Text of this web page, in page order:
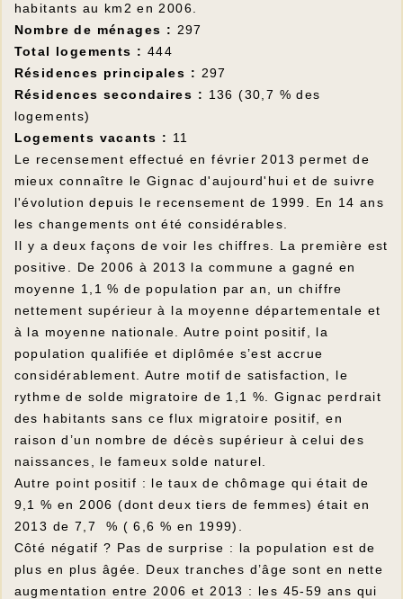
habitants au km2 en 2006.
Nombre de ménages : 297
Total logements : 444
Résidences principales : 297
Résidences secondaires : 136 (30,7 % des
logements)
Logements vacants : 11
Le recensement effectué en février 2013 permet de
mieux connaître le Gignac d'aujourd'hui et de suivre
l'évolution depuis le recensement de 1999. En 14 ans
les changements ont été considérables.
Il y a deux façons de voir les chiffres. La première est
positive. De 2006 à 2013 la commune a gagné en
moyenne 1,1 % de population par an, un chiffre
nettement supérieur à la moyenne départementale et
à la moyenne nationale. Autre point positif, la
population qualifiée et diplômée s’est accrue
considérablement. Autre motif de satisfaction, le
rythme de solde migratoire de 1,1 %. Gignac perdrait
des habitants sans ce flux migratoire positif, en
raison d’un nombre de décès supérieur à celui des
naissances, le fameux solde naturel.
Autre point positif : le taux de chômage qui était de
9,1 % en 2006 (dont deux tiers de femmes) était en
2013 de 7,7 % ( 6,6 % en 1999).
Côté négatif ? Pas de surprise : la population est de
plus en plus âgée. Deux tranches d’âge sont en nette
augmentation entre 2006 et 2013 : les 45-59 ans qui